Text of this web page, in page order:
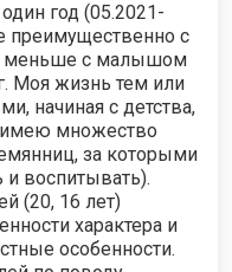
год (05.2021-
преимущественно с
меньше с малышом
Моя жизнь тем или
начиная с детства,
имею множество
за которыми
и воспитывать).
(20, 16 лет)
характера и
особенности.